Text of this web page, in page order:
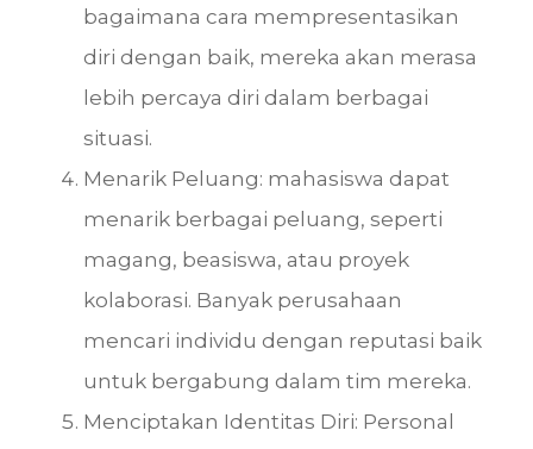
bagaimana cara mempresentasikan
diri dengan baik, mereka akan merasa
lebih percaya diri dalam berbagai
situasi.
Menarik Peluang: mahasiswa dapat
menarik berbagai peluang, seperti
magang, beasiswa, atau proyek
kolaborasi. Banyak perusahaan
mencari individu dengan reputasi baik
untuk bergabung dalam tim mereka.
Menciptakan Identitas Diri: Personal